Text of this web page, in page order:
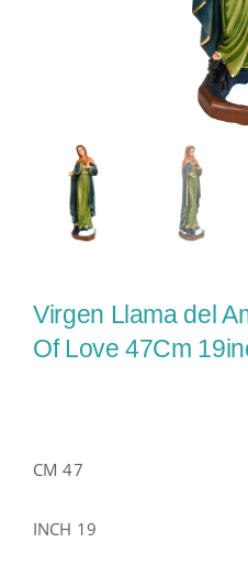
Virgen Llama del
Of Love 47Cm
CM 47
INCH 19